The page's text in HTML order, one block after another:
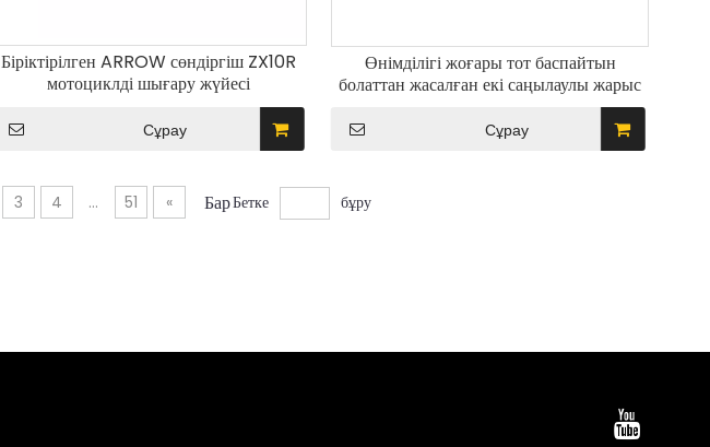
Өнімділігі жоғары тот баспайтын
болаттан жасалған екі саңылаулы жарыс
шығарғышты өшіргіш Zx4r және Zx4rr
үшін жаңа күйдегі кірістірілген сырғытпа
Сұрау
Біріктірілген ARROW сөндіргіш ZX10R
мотоциклді шығару жүйесі
Модификацияланған титан қорытпасы
ортаңғы түтік құбыры бар жаңа ортаңғы
Сұрау
3 4 ... 51 » бұру
Бетке
Бар